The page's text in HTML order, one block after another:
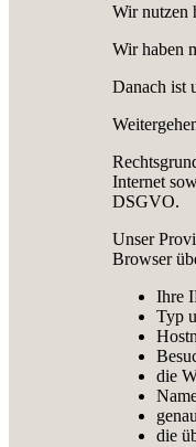
Wir nutzen
Wir haben
Danach ist
Internet
DSGVO.
Unser
Browser
Ihre
Typ
die
die